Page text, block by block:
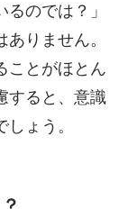
のでは？」
りません。
ことがほとん
すると、意識
ょう。